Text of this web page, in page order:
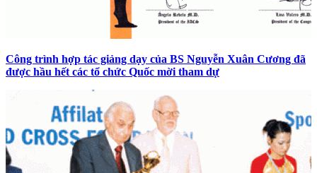
Công trình hợp tác giảng dạy của BS Nguyễn Xuân Cương đã
được hầu hết các tổ chức Quốc mời tham dự